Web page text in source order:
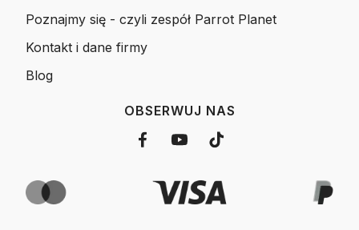
Poznajmy się - czyli zespół Parrot Planet
Kontakt i dane firmy
Blog
OBSERWUJ NAS